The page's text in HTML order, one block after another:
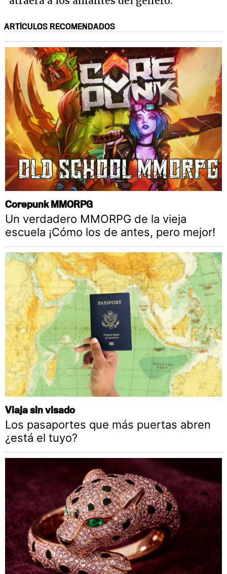
ARTÍCULOS RECOMENDADOS
Corepunk MMORPG
Un verdadero MMORPG de la vieja
escuela ¡Cómo los de antes, pero mejor!
Viaja sin visado
Los pasaportes que más puertas abren
¿está el tuyo?